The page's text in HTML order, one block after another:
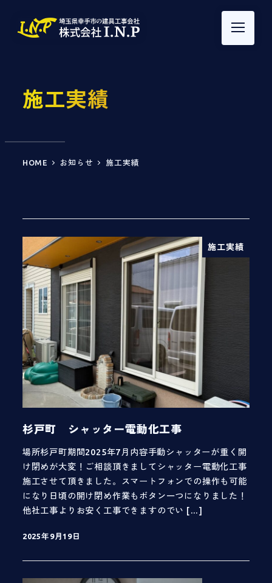
施工実績
HOME お知らせ 施工実績
施工実績
杉戸町 シャッター電動化工事
場所杉戸町期間2025年7月内容手動シャッターが重く開
け閉めが大変！ご相談頂きましてシャッター電動化工事
施工させて頂きました。スマートフォンでの操作も可能
になり日頃の開け閉め作業もボタン一つになりました！
他社工事よりお安く工事できますのでい […]
投稿日
2025年9月19日